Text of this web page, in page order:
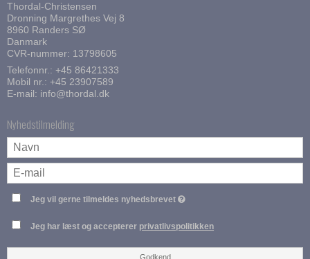
Thordal-Christensen
Dronning Margrethes Vej 8
8960 Randers SØ
Danmark
CVR-nummer: 13798605
Telefonnr.: +45 86421333
Mobil nr.: +45 23907589
E-mail: info@thordal.dk
Nyhedstilmelding
Jeg vil gerne tilmeldes nyhedsbrevet
Jeg har læst og accepterer privatlivspolitikken
Godkend